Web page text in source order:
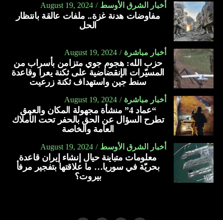
أخبار الشرق الأوسط August 19, 2024
مفاوضات هدنة غزة.. ملفات عالقة بانتظار
الحل
أخبار مباشرة August 19, 2024
حزب الله: هجوم جوي متزامن بأسراب من
المسيّرات الإنقضاضية على ثكنة يعرا وقاعدة
سنط جين واستهداف ثكنة زرعيت
أخبار مباشرة August 19, 2024
“عماد 4” منشأة مجهولة المكان والعمق
تطرح السؤال عن الحق بالحفر تحت الأملاك
العامة والخاصة
أخبار الشرق الأوسط August 19, 2024
معلومات متباينة حيال إنشاء إيران قاعدة
بحريّة في سوريا… ما علاقتها بتفجير مرفأ
بيروت؟